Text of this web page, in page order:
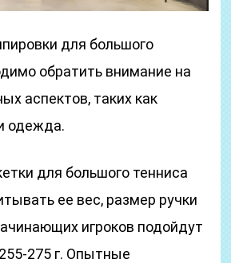
для большого
обратить внимание на
аспектов, таких как
одежда.
для большого тенниса
ее вес, размер ручки
игроков подойдут
275 г. Опытные